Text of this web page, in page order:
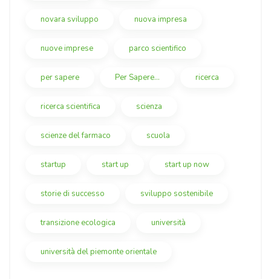
novara sviluppo nuova impresa
nuove imprese parco scientifico
per sapere Per Sapere... ricerca
ricerca scientifica scienza
scienze del farmaco scuola
startup start up start up now
storie di successo sviluppo sostenibile
transizione ecologica università
università del piemonte orientale